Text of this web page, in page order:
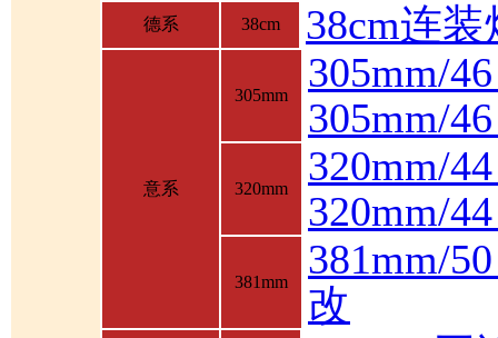
德系
38cm 38cm连装
意系
305mm
305mm/
305mm/
320mm
320mm/
320mm/
381mm
381mm/
改